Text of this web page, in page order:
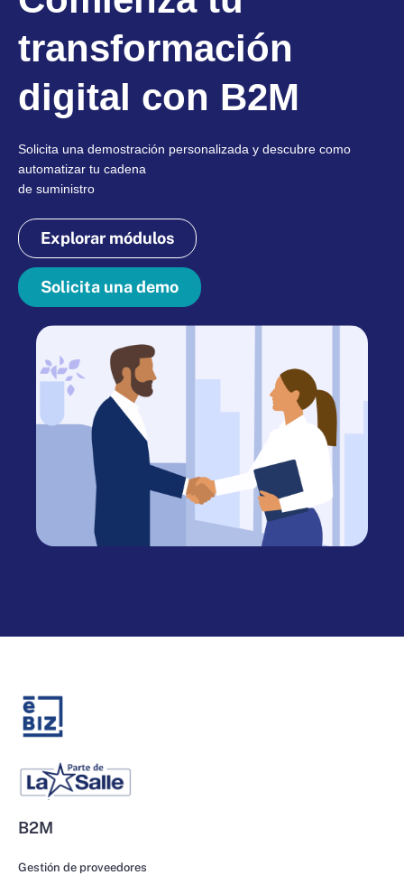
transformación
digital con B2M
Solicita una demostración personalizada y descubre como
automatizar tu cadena
de suministro
Explorar módulos
Solicita una demo
B2M
Gestión de proveedores